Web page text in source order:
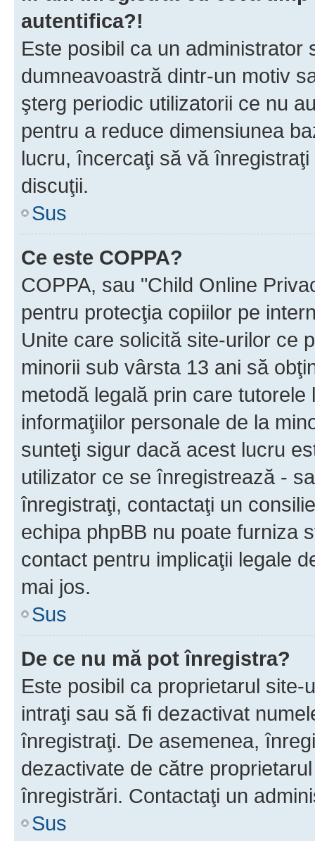
autentifica?!
Este posibil ca un
dumneavoastră dintr-un motiv
şterg periodic utilizatorii ce nu
pentru a reduce dimensiunea
lucru, încercaţi să vă
discuţii.
Sus
Ce este COPPA?
COPPA, sau "Child Online
pentru protecţia copiilor pe
Unite care solicită site-urilor ce
minorii sub vârsta 13 ani să
metodă legală prin care
informaţiilor personale de la
sunteţi sigur dacă acest lucru
utilizator ce se înregistrează -
înregistraţi, contactaţi un
echipa phpBB nu poate furniza
contact pentru implicaţii legale
mai jos.
Sus
De ce nu mă pot înregistra?
Este posibil ca proprietarul
intraţi sau să fi dezactivat
înregistraţi. De asemenea,
dezactivate de către
înregistrări. Contactaţi un
Sus